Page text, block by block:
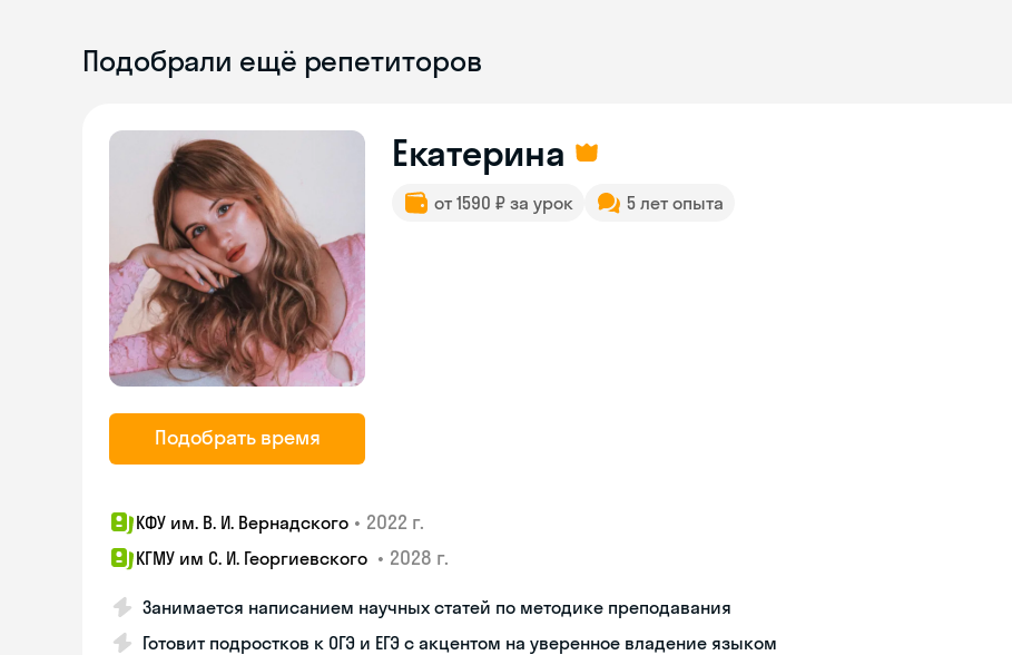
Подобрали ещё репетиторов
Подобрать время
Екатерина
от 1590 ₽ за урок 5 лет опыта
КФУ им. В. И. Вернадского • 2022 г.
КГМУ им C. И. Георгиевского • 2028 г.
Занимается написанием научных статей по методике преподавания
Готовит подростков к ОГЭ и ЕГЭ с акцентом на уверенное владение языком